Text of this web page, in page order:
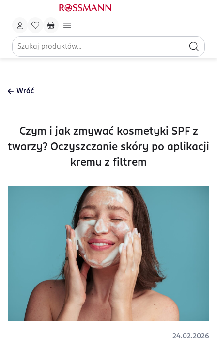
Wróć
Czym i jak zmywać kosmetyki SPF z
twarzy? Oczyszczanie skóry po aplikacji
kremu z filtrem
24.02.2026